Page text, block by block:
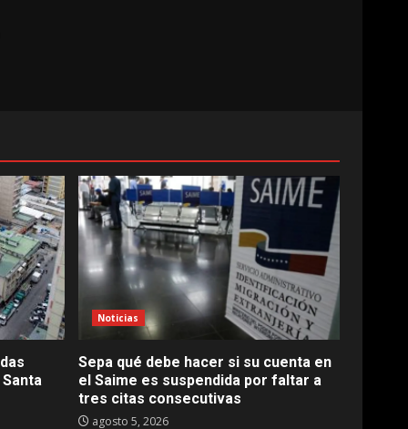
Noticias
Sepa qué debe hacer si su cuenta en
el Saime es suspendida por faltar a
tres citas consecutivas
agosto 5, 2026